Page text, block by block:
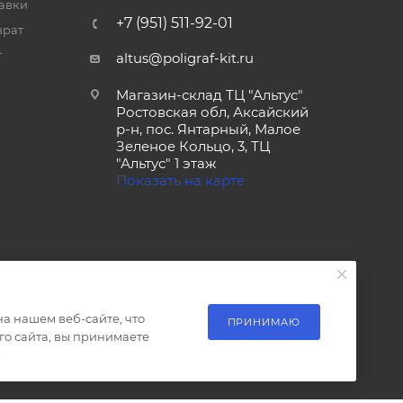
+7 (951) 511-92-01
altus@poligraf-kit.ru
Магазин-склад ТЦ "Альтус"
Ростовская обл, Аксайский
р-н, пос. Янтарный, Малое
Зеленое Кольцо, 3, ТЦ
"Альтус" 1 этаж
Показать на карте
нашем веб-сайте, что
сайта, вы принимаете
ПРИНИМАЮ